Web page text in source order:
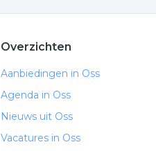
Overzichten
Aanbiedingen in Oss
Agenda in Oss
Nieuws uit Oss
Vacatures in Oss